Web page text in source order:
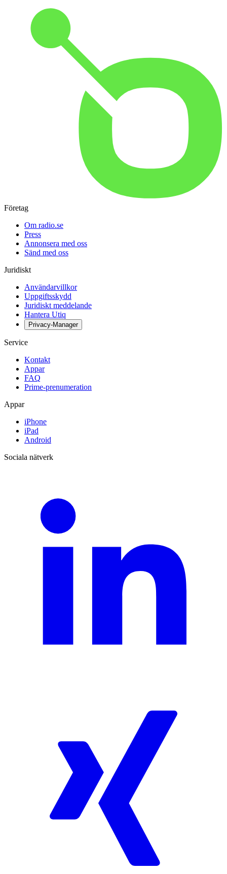
Företag
Om radio.se
Press
Annonsera med oss
Sänd med oss
Juridiskt
Användarvillkor
Uppgiftsskydd
Juridiskt meddelande
Hantera Utiq
Privacy-Manager
Service
Kontakt
Appar
FAQ
Prime-prenumeration
Appar
iPhone
iPad
Android
Sociala nätverk